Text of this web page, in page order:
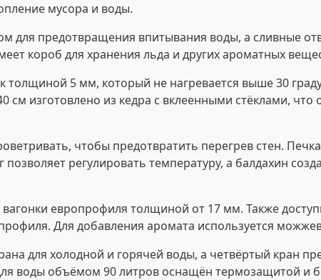
мусора и воды.
для предотвращения впитывания воды, а сливные
короб для хранения льда и других ароматных
толщиной 5 мм, который не нагревается выше 30
изготовлено из кедра с вклеенными стёклами, что
чтобы предотвратить перегрев стен.
регулировать температуру, а балдахин
европрофиля толщиной от 17 мм. Также
Для добавления аромата используется
для холодной и горячей воды, а четвёртый кран
воды объёмом 90 литров оснащён термозащитой и